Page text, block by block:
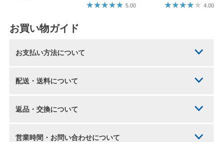
5.00 4.00
お買い物ガイド
お支払い方法について
配送・送料について
返品・交換について
営業時間・お問い合わせについて